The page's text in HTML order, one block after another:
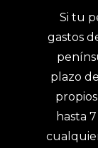
Si tu
gastos
plazo
hasta